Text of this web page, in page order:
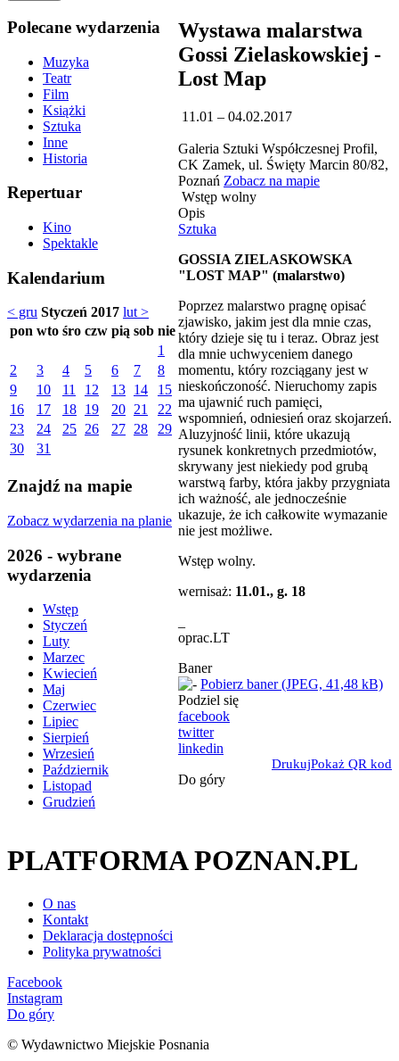
Polecane wydarzenia
Muzyka
Teatr
Film
Książki
Sztuka
Inne
Historia
Repertuar
Kino
Spektakle
Kalendarium
< gru Styczeń 2017 lut >
pon wto śro czw pią sob nie
1
2
3 4 5 6 7
8
9
10 11 12 13 14
15
16
17 18 19 20 21
22
23
24 25 26 27 28
29
30
31
Znajdź na mapie
Zobacz wydarzenia na planie
2026 - wybrane
wydarzenia
Wstęp
Styczeń
Luty
Marzec
Kwiecień
Maj
Czerwiec
Lipiec
Sierpień
Wrzesień
Październik
Listopad
Grudzień
Wystawa malarstwa
Gossi Zielaskowskiej -
Lost Map
11.01 – 04.02.2017
Galeria Sztuki Współczesnej Profil,
CK Zamek, ul. Święty Marcin 80/82,
Poznań Zobacz na mapie
Wstęp wolny
Opis
Sztuka
GOSSIA ZIELASKOWSKA
"LOST MAP" (malarstwo)
Poprzez malarstwo pragnę opisać
zjawisko, jakim jest dla mnie czas,
który dzieje się tu i teraz. Obraz jest
dla mnie uchwyceniem danego
momentu, który rozciągany jest w
nieskończoność. Nieruchomy zapis
ma ujawnić ruch pamięci,
wspomnień, odniesień oraz skojarzeń.
Aluzyjność linii, które ukazują
rysunek konkretnych przedmiotów,
skrywany jest niekiedy pod grubą
warstwą farby, która jakby przygniata
ich ważność, ale jednocześnie
ukazuje, że ich całkowite wymazanie
nie jest możliwe.
Wstęp wolny.
wernisaż: 11.01., g. 18
oprac.LT
Baner
Pobierz baner (JPEG, 41,48 kB)
Podziel się
facebook
twitter
linkedin
DrukujPokaż QR kod
Do góry
PLATFORMA POZNAN.PL
O nas
Kontakt
Deklaracja dostępności
Polityka prywatności
Facebook
Instagram
Do góry
© Wydawnictwo Miejskie Posnania